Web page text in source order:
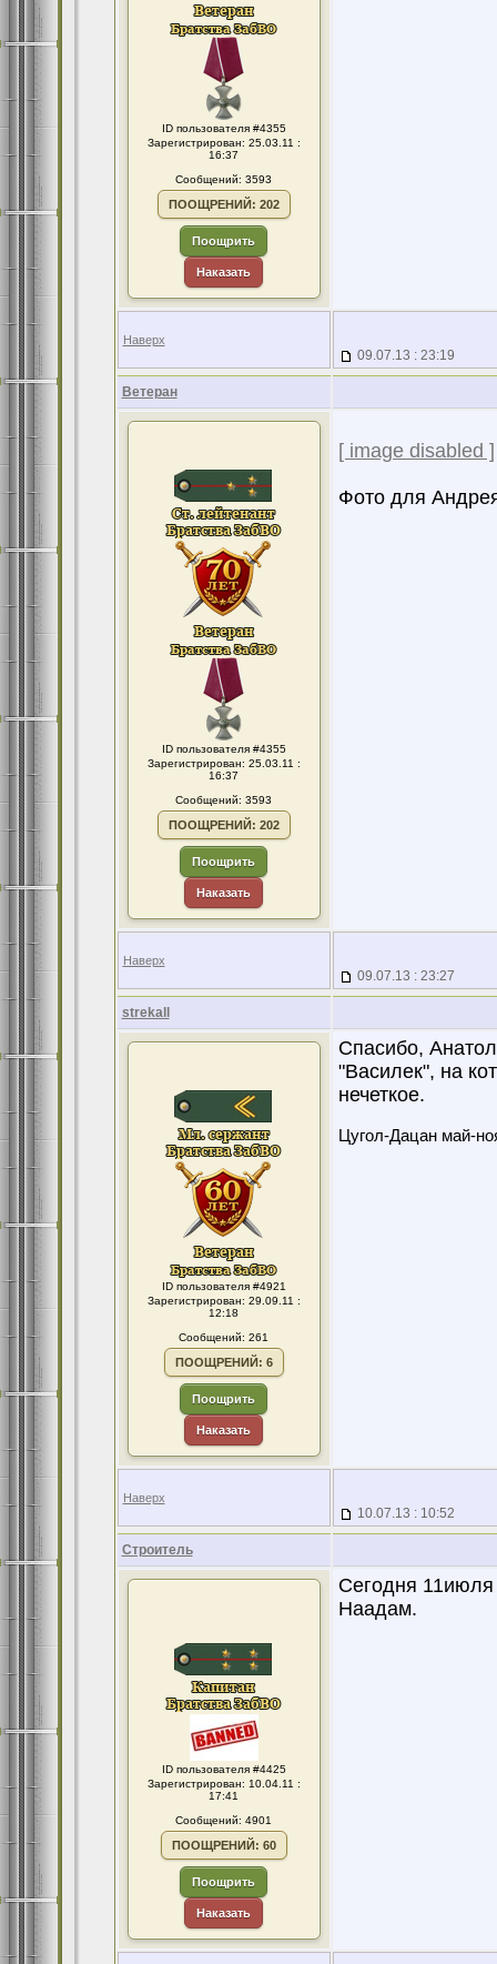
ID пользователя #4355
Зарегистрирован: 25.03.11 :
16:37
Сообщений: 3593
ПООЩРЕНИЙ: 202
Поощрить
Наказать
Наверх
09.07.13 : 23:19
Ветеран
ID пользователя #4355
Зарегистрирован: 25.03.11 :
16:37
Сообщений: 3593
ПООЩРЕНИЙ: 202
Поощрить
Наказать
[ image disabled ]
Фото для
Наверх
09.07.13 : 23:27
strekall
ID пользователя #4921
Зарегистрирован: 29.09.11 :
12:18
Сообщений: 261
ПООЩРЕНИЙ: 6
Поощрить
Наказать
Спасибо,
"Василек", на
нечеткое.
Цугол-Дацан май-
Наверх
10.07.13 : 10:52
Строитель
ID пользователя #4425
Зарегистрирован: 10.04.11 :
17:41
Сообщений: 4901
ПООЩРЕНИЙ: 60
Поощрить
Наказать
Сегодня
Наадам.